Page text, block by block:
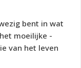
bent in wat
moeilijke -
van het leven